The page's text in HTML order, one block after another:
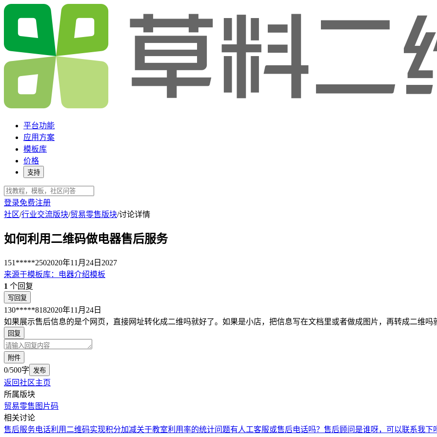
平台功能
应用方案
模板库
价格
支持
登录免费注册
社区/行业交流版块/贸易零售版块/讨论详情
如何利用二维码做电器售后服务
151*****2502020年11月24日 2027
来源于模板库：
电器介绍模板
1 个回复
写回复
130*****8182020年11月24日
如果展示售后信息的是个网页，直接网址转化成二维吗就好了。如果是小店，把信息写在文档里或者做成图片，再转成二维吗
回复
附件
0/500字 发布
返回社区主页
所属版块
贸易零售 图片码
相关讨论
售后服务电话利用二维码实现积分加减关于教室利用率的统计问题有人工客服或售后电话吗？ 售后顾问是谁呀，可以联系我下